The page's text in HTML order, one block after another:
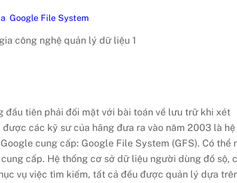
Google File System
tiên phải đối mặt với bài toán về lưu trữ khi xét
các kỹ sư của hãng đưa ra vào năm 2003 là hệ
cung cấp: Google File System (GFS). Có thể
cấp. Hệ thống cơ sở dữ liệu người dùng đồ sộ,
vụ việc tìm kiếm, tất cả đều được quản lý dựa